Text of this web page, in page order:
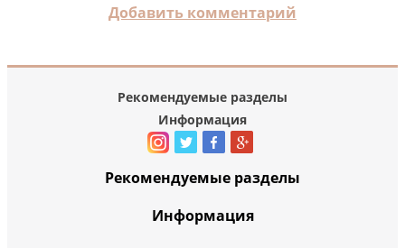
Добавить комментарий
Рекомендуемые разделы
Информация
Рекомендуемые разделы
Информация